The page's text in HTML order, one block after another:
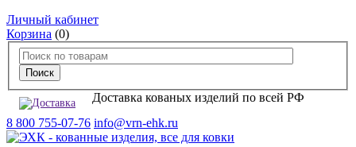
Личный кабинет
Корзина (0)
Доставка кованых изделий по всей РФ
8 800 755-07-76 info@vrn-ehk.ru